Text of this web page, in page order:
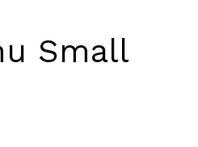
Small